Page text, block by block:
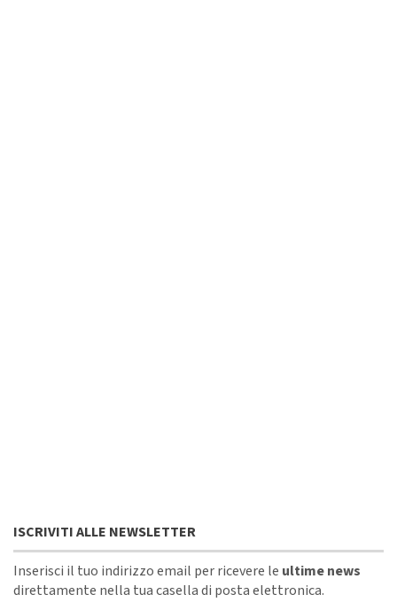
ISCRIVITI ALLE NEWSLETTER
Inserisci il tuo indirizzo email per ricevere le ultime news
direttamente nella tua casella di posta elettronica.